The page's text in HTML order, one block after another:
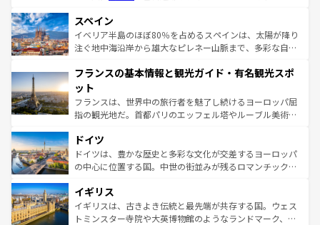
ろん、トスカーナの美しい田園風景やアマルフィ海岸の絶
景など、自然景観も見逃せない。観光の合間には、本場の
ピザやパスタなど、絶品のイタリア料理を堪能することも
ませてくれるイタリアで、忘れられない旅をしてみよう！
なお、新着のイタリア情報は
しい。
スペイン
イベリア半島のほぼ80％を占めるスペインは、太陽が降り
注ぐ地中海沿岸から雄大なピレネー山脈まで、多彩な自然
文化が根付くこの国では、情熱的なフラメンコ、熱気あふ
れる闘牛、そして美味しいタパスが生活の一部となってい
る。首都マドリードの洗練された雰囲気や、バルセロナの
アートに溢れた街角から、地方では古代ローマ遺跡や中世
せる。地方によって風土や気候が異なるスペインはその個
性で訪れる人を魅了する。 なお、新着のスペイン情報は コ
ンテンツ一覧を参照してほしい。
フランスの基本情報と観光ガイド・有名観光スポ
ット
フランスは、世界中の旅行者を魅了し続けるヨーロッパ屈
指の観光地だ。首都パリのエッフェル塔やルーブル美術館
で、幅広い魅力が詰まっている。華麗な宮殿、歴史的な大
聖堂、美しいビーチ、そして豊かな自然が、訪れる者を心
から魅了する。また、フランスは美食の国としても知ら
いる。シャンパンの発祥地であるランス、プロヴァンスの
香り高いラベンダー畑など、多彩な楽しみ方が可能だ。さ
らに、パリ以外の地域にも魅力が溢れており、どの街角に
ドイツ
ドイツは、豊かな歴史と多彩な文化が交差するヨーロッパ
の中心に位置する国。中世の街並みが残るロマンチック街
顔を持つこの国は、どこを歩いても飽きることがない。ベ
ルリンの文化的活気、バイエルン州のアルプスの絶景、そ
してライン川沿いのワイン畑といった風景は必見。ビール
イギリス
イギリスは、古きよき伝統と最先端が共存する国。ウェス
トミンスター寺院や大英博物館のようなランドマーク、歴